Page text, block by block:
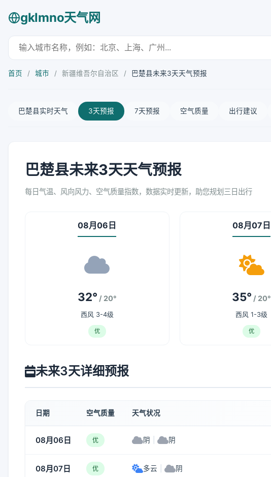
gklmno天气网
首页 / 城市 / 新疆维吾尔自治区 / 巴楚县未来3天天气预报
巴楚县实时天气 3天预报 7天预报 空气质量 出行建议
巴楚县未来3天天气预报
每日气温、风向风力、空气质量指数，数据实时更新，助您规划三日出行
08月06日
32° / 20°
西风 3-4级
优
08月07日
35° / 20°
西风 1-3级
优
未来3天详细预报
日期 空气质量 天气状况
08月06日 优 阴 阴
08月07日 优 多云 阴